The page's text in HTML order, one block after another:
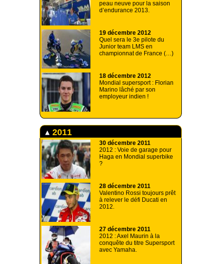
peau neuve pour la saison
d’endurance 2013.
19 décembre 2012
Quel sera le 3e pilote du
Junior team LMS en
championnat de France (…)
18 décembre 2012
Mondial supersport : Florian
Marino lâché par son
employeur indien !
2011
30 décembre 2011
2012 : Voie de garage pour
Haga en Mondial superbike
?
28 décembre 2011
Valentino Rossi toujours prêt
à relever le défi Ducati en
2012.
27 décembre 2011
2012 : Axel Maurin à la
conquête du titre Supersport
avec Yamaha.